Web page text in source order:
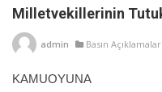
Milletvekillerinin
admin Basın Açıklamaları
KAMUOYUNA